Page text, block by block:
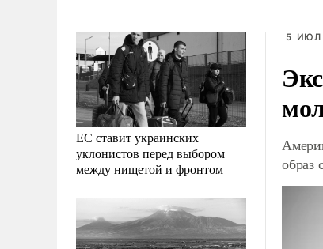
ЕС ставит украинских
уклонистов перед выбором
между нищетой и фронтом
5
образ